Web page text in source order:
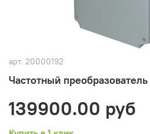
арт. 20000192
Частотный
139900.00 руб